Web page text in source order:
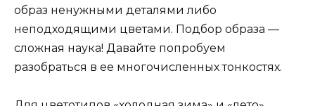
образ ненужными деталями либо
неподходящими цветами. Подбор образа —
сложная наука! Давайте попробуем
разобраться в ее многочисленных тонкостях.